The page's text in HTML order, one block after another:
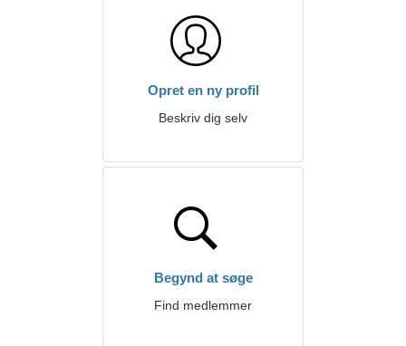
Opret en ny profil
Beskriv dig selv
Begynd at søge
Find medlemmer